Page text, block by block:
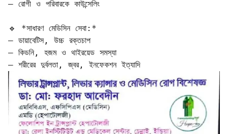
– রোগী ও পরিবারকে কাউন্সেলিং
🔹 *সাধারণ মেডিসিন সেবা:*
– ডায়াবেটিস, উচ্চ রক্তচাপ
– কিডনি, হজম ও থাইরয়েড সমস্যা
– শরীরের দুর্বলতা, জ্বর, ইনফেকশন ইত্যাদি